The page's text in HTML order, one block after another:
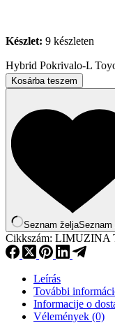
Készlet: 9 készleten
Hybrid Pokrivalo-L
Kosárba teszem
Seznam željaSeznam
Cikkszám: LIMUZINA
Leírás
További
Informacije o
Vélemények (0)